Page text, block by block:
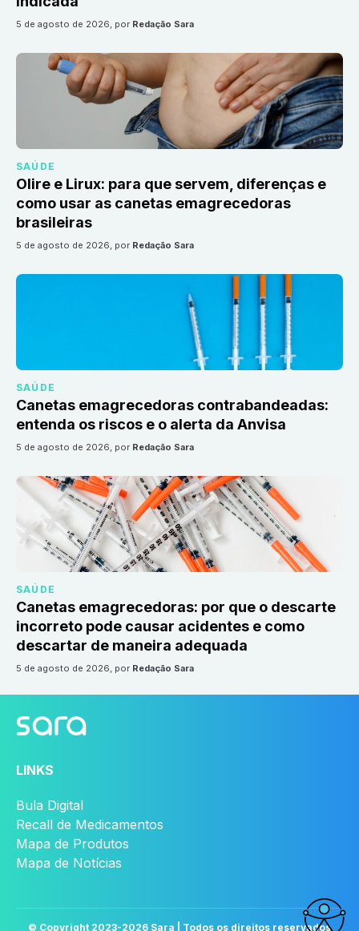
5 de agosto de 2026, por Redação Sara
SAÚDE
Olire e Lirux: para que servem, diferenças e
como usar as canetas emagrecedoras
brasileiras
5 de agosto de 2026, por Redação Sara
SAÚDE
Canetas emagrecedoras contrabandeadas:
entenda os riscos e o alerta da Anvisa
5 de agosto de 2026, por Redação Sara
SAÚDE
Canetas emagrecedoras: por que o descarte
incorreto pode causar acidentes e como
descartar de maneira adequada
5 de agosto de 2026, por Redação Sara
LINKS
Bula Digital
Recall de Medicamentos
Mapa de Produtos
Mapa de Notícias
© Copyright 2023-2026 Sara | Todos os direitos reservados